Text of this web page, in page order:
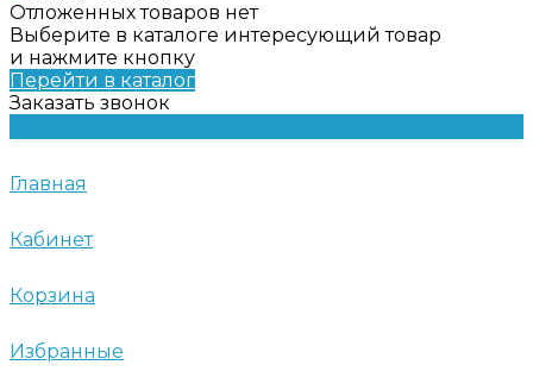
Отложенных товаров нет
Выберите в каталоге интересующий товар
и нажмите кнопку
Перейти в каталог
Заказать звонок
Главная
Кабинет
Корзина
Избранные